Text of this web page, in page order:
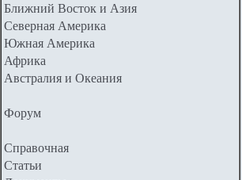
Ближний Восток и Азия
Северная Америка
Южная Америка
Африка
Австралия и Океания
Форум
Справочная
Статьи